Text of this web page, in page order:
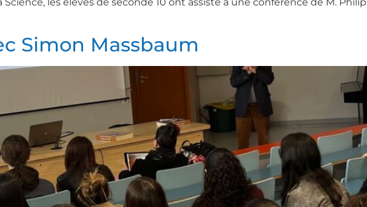
Science, les élèves de seconde 10 ont assisté à une conférence de M.
Simon Massbaum